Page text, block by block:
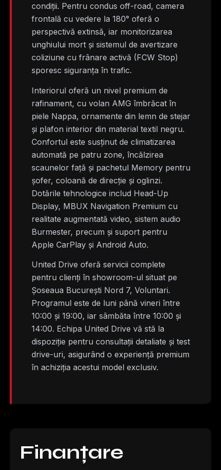
condiții. Pentru condus off-road, camera
frontală cu vedere la 180° oferă o
perspectivă extinsă, iar monitorizarea
unghiului mort și sistemul de avertizare
coliziune cu frânare activă (FCW Stop)
sporesc siguranța în trafic.
Interiorul oferă un nivel premium de
rafinament, cu volan AMG îmbrăcat în
piele Nappa, ornamente din lemn de stejar
și plafon interior din material textil negru.
Confortul este susținut de climatizarea
automată pe patru zone, încălzirea
scaunelor față și pachetul Memory pentru
șofer, coloană de direcție și oglinzi.
Dotările tehnologice includ Head-Up
Display, MBUX Navigation Premium cu
realitate augmentată video, sistem audio
Burmester, precum și suport pentru
Apple CarPlay și Android Auto.
United Drive oferă servicii complete
pentru clienți în showroom-ul situat pe
Șoseaua București Nord 7, Voluntari.
Programul este de luni până vineri între
10:00 și 19:00, iar sâmbăta între 10:00 și
14:00. Echipa United Drive vă stă la
dispoziție pentru consultații detaliate și test
drive-uri, asigurând o experiență premium
în achiziția acestui model exclusiv.
Finanțare